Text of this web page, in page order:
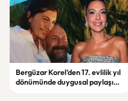
Bergüzar Korel’den 17. evlilik yıl
dönümünde duygusal paylaşım!